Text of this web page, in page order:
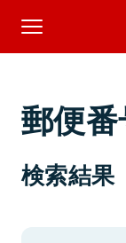
郵便
検索結果